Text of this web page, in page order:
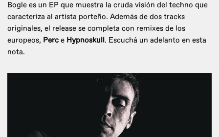
Bogle es un EP que muestra la cruda visión del techno que
caracteriza al artista porteño. Además de dos tracks
originales, el release se completa con remixes de los
europeos, Perc e Hypnoskull. Escuchá un adelanto en esta
nota.